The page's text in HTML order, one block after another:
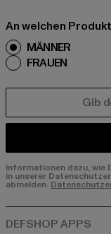
An welchen
MÄNNER
FRAUEN
Informationen dazu, wie
in unserer
abmelden.